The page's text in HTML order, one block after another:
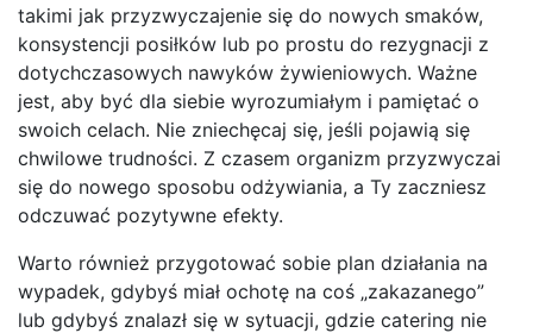
takimi jak przyzwyczajenie się do nowych smaków,
konsystencji posiłków lub po prostu do rezygnacji z
dotychczasowych nawyków żywieniowych. Ważne
jest, aby być dla siebie wyrozumiałym i pamiętać o
swoich celach. Nie zniechęcaj się, jeśli pojawią się
chwilowe trudności. Z czasem organizm przyzwyczai
się do nowego sposobu odżywiania, a Ty zaczniesz
odczuwać pozytywne efekty.
Warto również przygotować sobie plan działania na
wypadek, gdybyś miał ochotę na coś „zakazanego”
lub gdybyś znalazł się w sytuacji, gdzie catering nie